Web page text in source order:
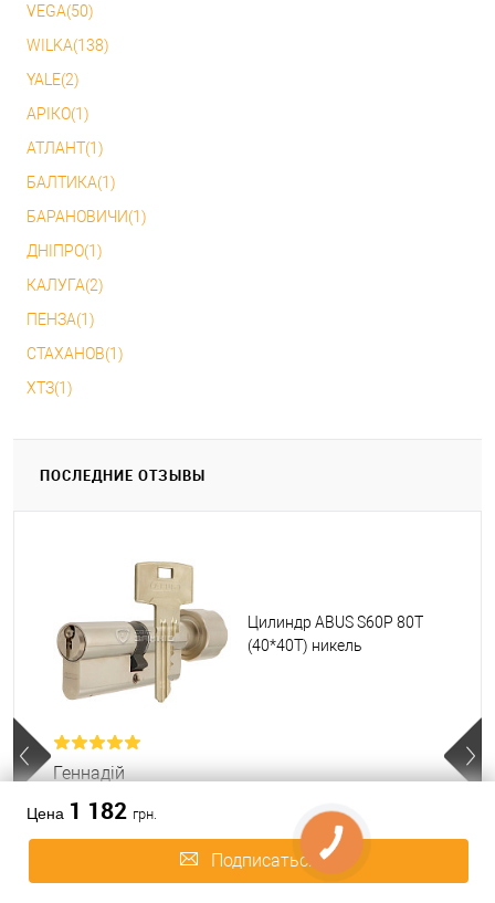
Цена 1 182 грн.
Подписаться
VEGA(50)
WILKA(138)
YALE(2)
АРІКО(1)
АТЛАНТ(1)
БАЛТИКА(1)
БАРАНОВИЧИ(1)
ДНІПРО(1)
КАЛУГА(2)
ПЕНЗА(1)
СТАХАНОВ(1)
ХТЗ(1)
ПОСЛЕДНИЕ ОТЗЫВЫ
Цилиндр ABUS S60P 80T
(40*40T) никель
Геннадій
Доброго дня.
Якій Колір воротка йде у комплекті?